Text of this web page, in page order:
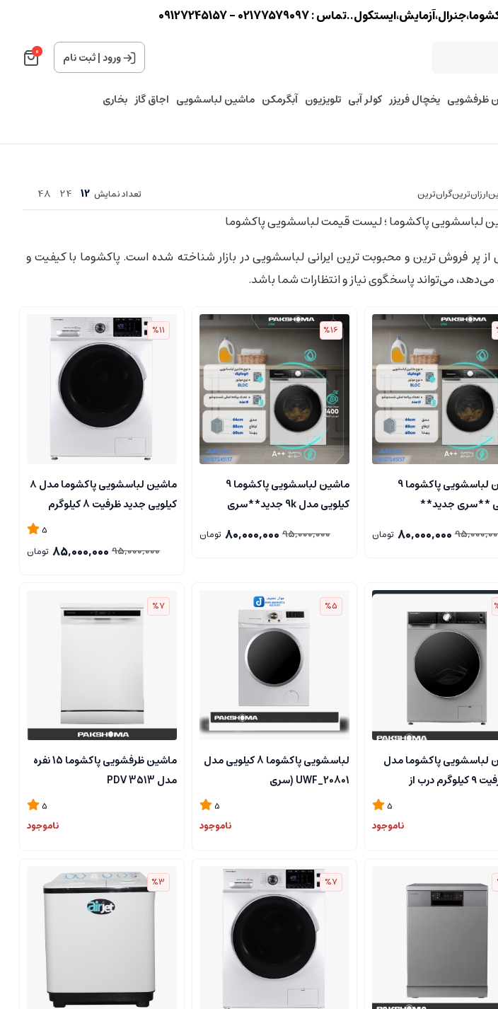
: 02177579097 - 09127245157
ورود|ثبت نام 0
ظرفشویی یخچال فریزر کولر آبی تلویزیون آبگرمکن ماشین لباسشویی اجاق گاز بخاری
ارزان‌ترینگران‌ترین تعداد نمایش 12
24
48
لباسشویی پاکشوما ؛ لیست قیمت لباسشویی پاکشوما
پر فروش ترین و محبوبت ترین ایرانی لباسشویی در بازار شناخته شده است. پاکشوما با کیفیت و
می‌تواند پاسخگوی نیاز و انتظارات شما باشد.
ماشین لباسشویی پاکشوما 9
**سری جدید**
80,000,000 تومان
%16
ماشین لباسشویی پاکشوما 9
کيلويي مدل 9k جدید**سری
95,000,000
80,000,000 تومان
%11
ماشین لباسشویی پاکشوما مدل ۸
کیلویی جدید ظرفیت 8 کیلوگرم
5
95,000,000
85,000,000 تومان
لباسشویی پاکشوما مدل
L9 ظرفیت ۹ کیلوگرم درب از
5
ناموجود
%5
لباسشویی پاکشوما 8 کیلویی مدل
UWF_20801 (سری
مرکزی۰۹۱۲۷۲۴۵۱۵۷ **تسویه
5
ناموجود
%7
ماشین ظرفشویی پاکشوما 15 نفره
مدل PDV 3513
5
ناموجود
%7
%3